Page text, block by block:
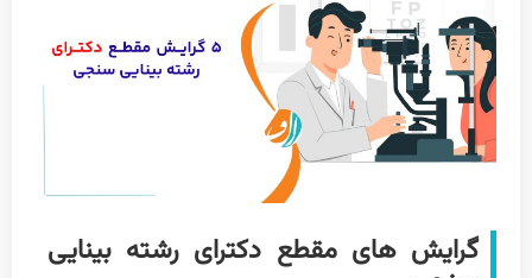
گرایش های مقطع دکترای رشته بینایی